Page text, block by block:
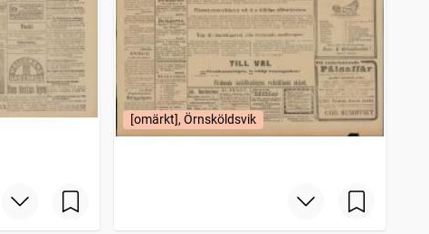
[omärkt], Örnsköldsvik